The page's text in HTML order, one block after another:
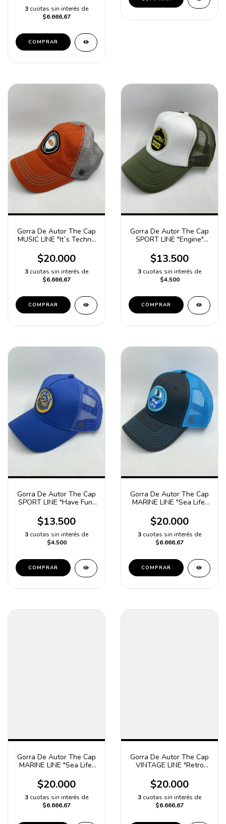
3 cuotas sin interés de
$6.666,67
COMPRAR
Gorra De Autor The Cap
MUSIC LINE "It´s Techno
$20.000
3 cuotas sin interés de
$6.666,67
COMPRAR
Gorra De Autor The Cap
SPORT LINE "Engine"
Poliester
$13.500
3 cuotas sin interés de
$4.500
COMPRAR
Gorra De Autor The Cap
SPORT LINE "Have Fun"
$13.500
3 cuotas sin interés de
$4.500
COMPRAR
Gorra De Autor The Cap
MARINE LINE "Sea Life"
$20.000
3 cuotas sin interés de
$6.666,67
COMPRAR
Gorra De Autor The Cap
MARINE LINE "Sea Life"
$20.000
3 cuotas sin interés de
$6.666,67
Gorra De Autor The Cap
VINTAGE LINE "Retro
$20.000
3 cuotas sin interés de
$6.666,67